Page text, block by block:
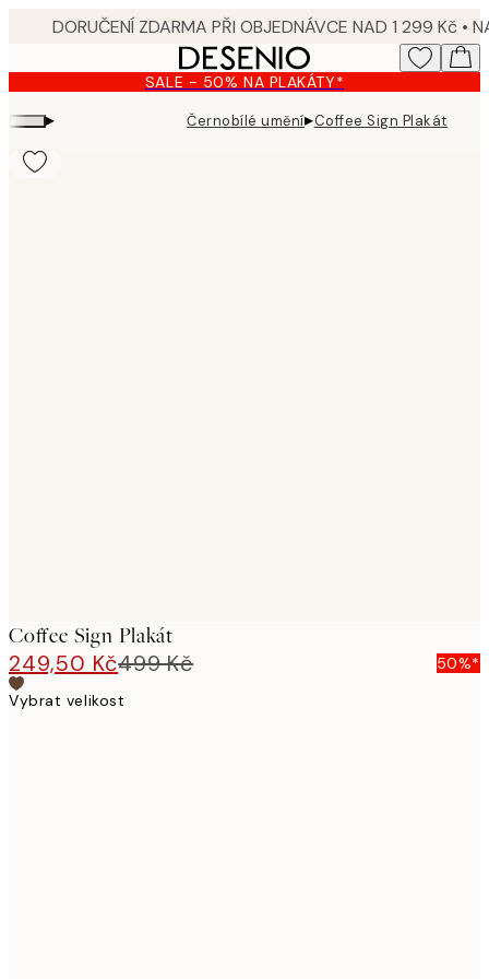
content.
SALE - 50% NA PLAKÁTY*
▸ Černobílé umění▸Coffee Sign Plakát
Coffee Sign Plakát
249,50 Kč499 Kč
50%*
Vybrat velikost